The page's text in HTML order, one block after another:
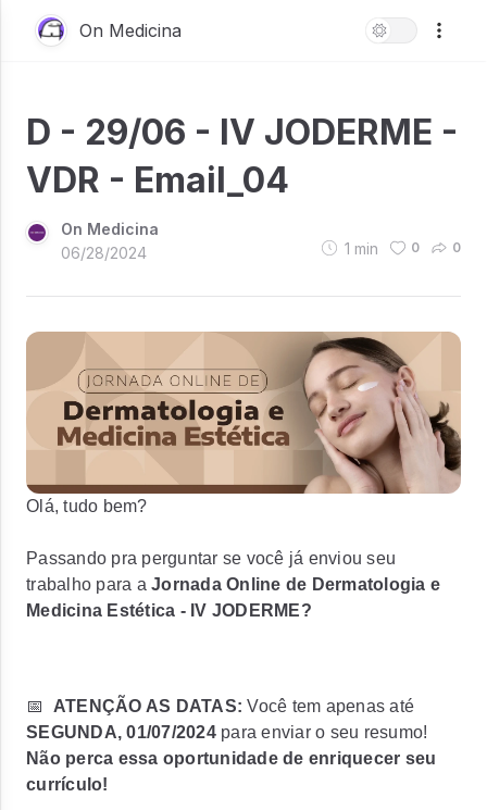
On Medicina
D - 29/06 - IV JODERME -
VDR - Email_04
On Medicina
06/28/2024
1 min 0 0
Olá, tudo bem?
Passando pra perguntar se você já enviou seu
trabalho para a Jornada Online de Dermatologia e
Medicina Estética - IV JODERME?
📅 ATENÇÃO AS DATAS: Você tem apenas até
SEGUNDA, 01/07/2024para enviar o seu resumo!
Não perca essa oportunidade de enriquecer seu
currículo!